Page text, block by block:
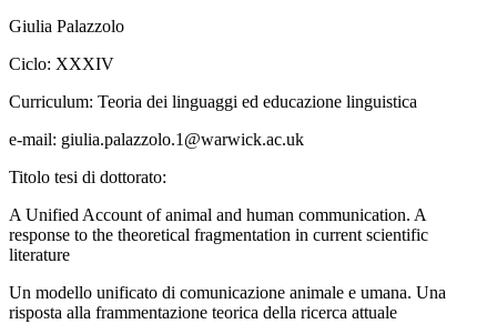
Giulia Palazzolo
Ciclo: XXXIV
Curriculum: Teoria dei linguaggi ed educazione linguistica
e-mail: giulia.palazzolo.1@warwick.ac.uk
Titolo tesi di dottorato:
A Unified Account of animal and human communication. A
response to the theoretical fragmentation in current scientific
literature
Un modello unificato di comunicazione animale e umana. Una
risposta alla frammentazione teorica della ricerca attuale